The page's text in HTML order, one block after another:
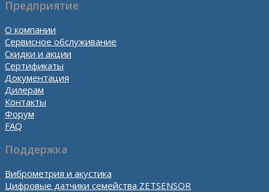
Предприятие
О компании
Сервисное обслуживание
Скидки и акции
Сертификаты
Документация
Дилерам
Контакты
Форум
FAQ
Поддержка
Виброметрия и акустика
Цифровые датчики семейства ZETSENSOR